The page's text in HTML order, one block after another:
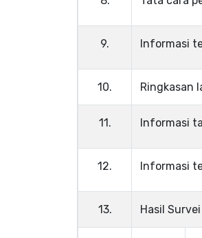
9. Informasi
10. Ringkasan
11. Informasi
12. Informasi
13. Hasil